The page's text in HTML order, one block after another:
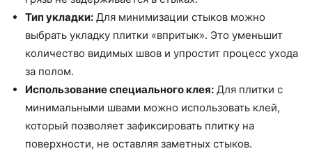
Тип укладки: Для минимизации стыков можно
выбрать укладку плитки «впритык». Это уменьшит
количество видимых швов и упростит процесс ухода
за полом.
Использование специального клея: Для плитки с
минимальными швами можно использовать клей,
который позволяет зафиксировать плитку на
поверхности, не оставляя заметных стыков.